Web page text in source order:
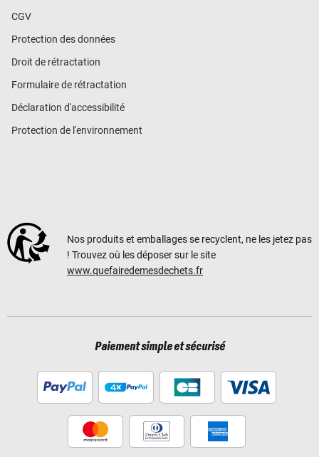
CGV
Protection des données
Droit de rétractation
Formulaire de rétractation
Déclaration d'accessibilité
Protection de l'environnement
Nos produits et emballages se recyclent, ne les jetez pas
! Trouvez où les déposer sur le site
www.quefairedemesdechets.fr
Paiement simple et sécurisé